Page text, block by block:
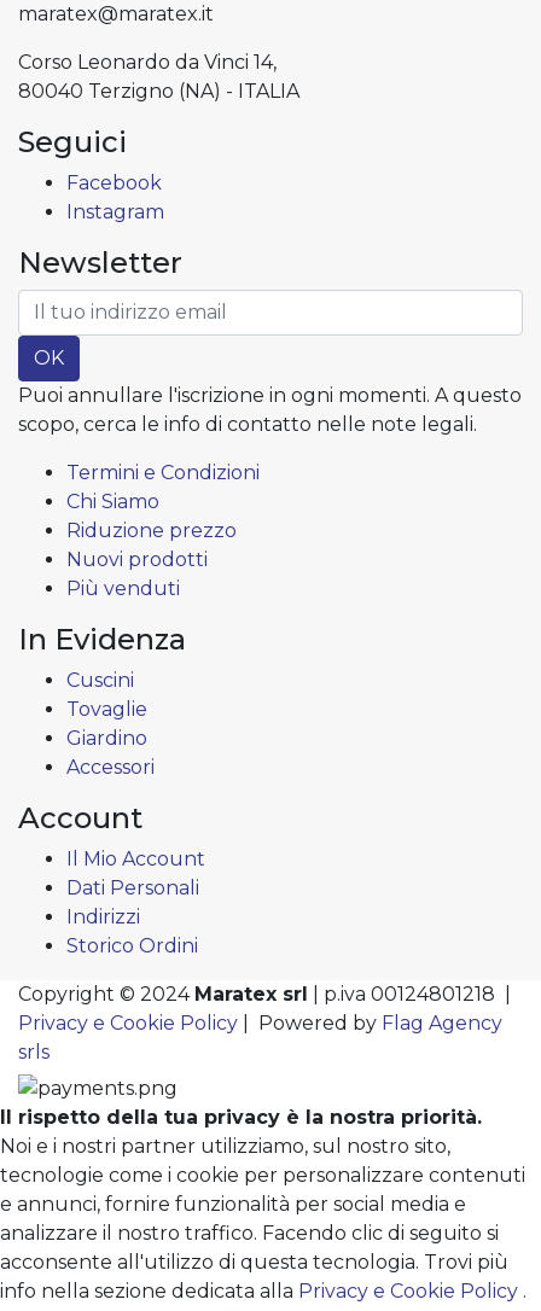
maratex@maratex.it
Corso Leonardo da Vinci 14,
80040 Terzigno (NA) - ITALIA
Seguici
Facebook
Instagram
Newsletter
OK
Puoi annullare l'iscrizione in ogni momenti. A questo
scopo, cerca le info di contatto nelle note legali.
Termini e Condizioni
Chi Siamo
Riduzione prezzo
Nuovi prodotti
Più venduti
In Evidenza
Cuscini
Tovaglie
Giardino
Accessori
Account
Il Mio Account
Dati Personali
Indirizzi
Storico Ordini
Copyright © 2024 Maratex srl | p.iva 00124801218 |
Privacy e Cookie Policy | Powered by Flag Agency
srls
Il rispetto della tua privacy è la nostra priorità.
Noi e i nostri partner utilizziamo, sul nostro sito,
tecnologie come i cookie per personalizzare contenuti
e annunci, fornire funzionalità per social media e
analizzare il nostro traffico. Facendo clic di seguito si
acconsente all'utilizzo di questa tecnologia. Trovi più
info nella sezione dedicata alla Privacy e Cookie Policy .